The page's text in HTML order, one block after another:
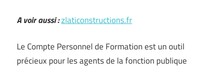
A voir aussi :zlaticonstructions.fr
Le Compte Personnel de Formation est un outil
précieux pour les agents de la fonction publique